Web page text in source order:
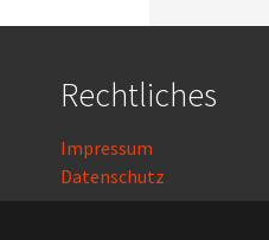
Rechtliches
Impressum
Datenschutz